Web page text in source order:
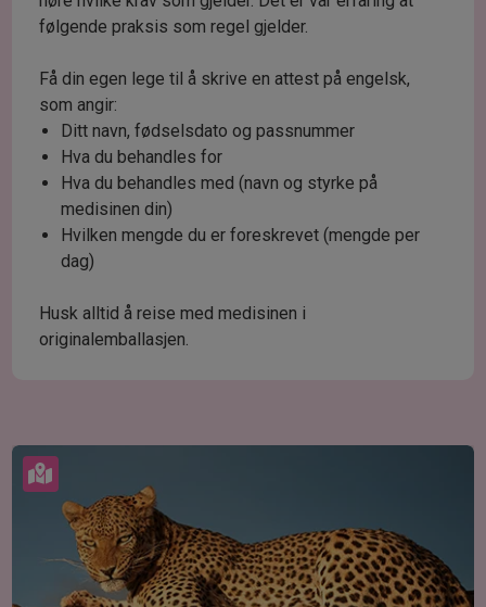
følgende praksis som regel gjelder.
Få din egen lege til å skrive en attest på engelsk,
som angir:
Ditt navn, fødselsdato og passnummer
Hva du behandles for
Hva du behandles med (navn og styrke på
medisinen din)
Hvilken mengde du er foreskrevet (mengde per
dag)
Husk alltid å reise med medisinen i
originalemballasjen.